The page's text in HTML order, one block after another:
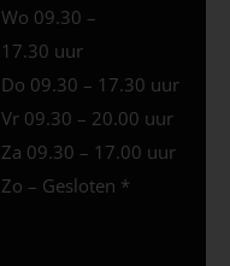
Wo 09.30 –
17.30 uur
Do 09.30 – 17.30 uur
Vr 09.30 – 20.00 uur
Za 09.30 – 17.00 uur
Zo – Gesloten *